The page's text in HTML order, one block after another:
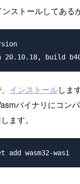
ストールしてある
インストールしま
バイナリにコン
ます。